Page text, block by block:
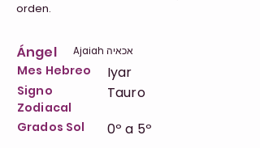
orden.
Ángel Ajaiah אכאיה
Mes Hebreo Iyar
Signo
Zodiacal
Tauro
Grados Sol 0º a 5º